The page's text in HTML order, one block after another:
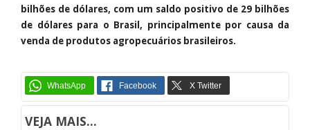
bilhões de dólares, com um saldo positivo de 29 bilhões
de dólares para o Brasil, principalmente por causa da
venda de produtos agropecuários brasileiros.
VEJA MAIS...